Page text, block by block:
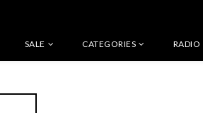
SALE CATEGORIES RADIO